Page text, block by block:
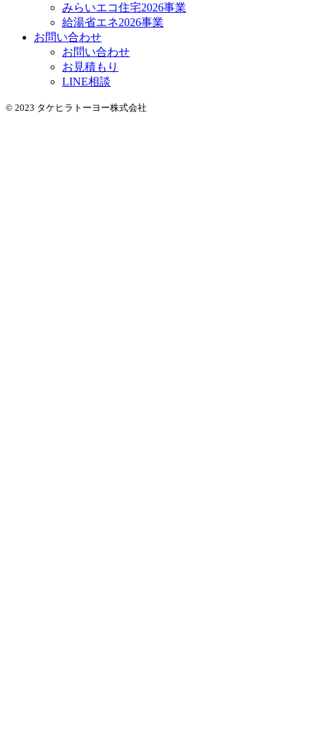
みらいエコ住宅2026事業
給湯省エネ2026事業
お問い合わせ
お問い合わせ
お見積もり
LINE相談
© 2023 タケヒラトーヨー株式会社